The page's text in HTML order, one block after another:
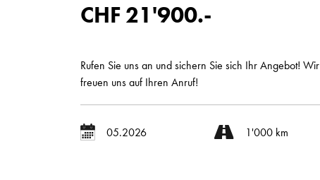
CHF 21'900.-
Rufen Sie uns an und sichern Sie sich Ihr Angebot! Wir
freuen uns auf Ihren Anruf!
05.2026 1'000 km